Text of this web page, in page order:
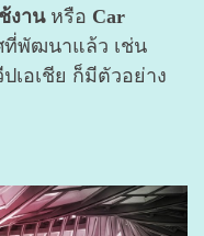
งานหรือ Car
ที่พัฒนาแล้ว เช่น
เอเชีย ก็มีตัวอย่าง